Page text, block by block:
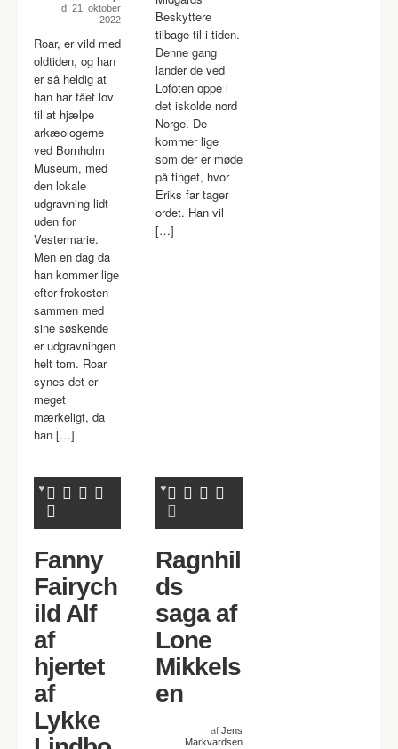
d. 21. oktober
2022
Roar, er vild med
oldtiden, og han
er så heldig at
han har fået lov
til at hjælpe
arkæologerne
ved Bornholm
Museum, med
den lokale
udgravning lidt
uden for
Vestermarie.
Men en dag da
han kommer lige
efter frokosten
sammen med
sine søskende
er udgravningen
helt tom. Roar
synes det er
meget
mærkeligt, da
han […]
Beskyttere
tilbage til i tiden.
Denne gang
lander de ved
Lofoten oppe i
det iskolde nord
Norge. De
kommer lige
som der er møde
på tinget, hvor
Eriks far tager
ordet. Han vil
[…]
Fanny
Fairych
ild Alf
af
hjertet
af
Lykke
Ragnhil
ds
saga af
Lone
Mikkels
en
af Jens
Markvardsen